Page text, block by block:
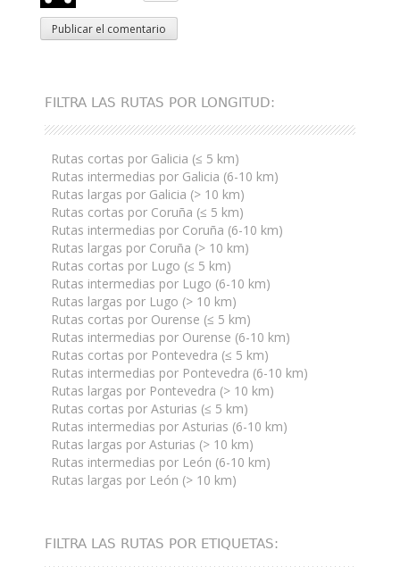
FILTRA LAS RUTAS POR LONGITUD:
Rutas cortas por Galicia (≤ 5 km)
Rutas intermedias por Galicia (6-10 km)
Rutas largas por Galicia (> 10 km)
Rutas cortas por Coruña (≤ 5 km)
Rutas intermedias por Coruña (6-10 km)
Rutas largas por Coruña (> 10 km)
Rutas cortas por Lugo (≤ 5 km)
Rutas intermedias por Lugo (6-10 km)
Rutas largas por Lugo (> 10 km)
Rutas cortas por Ourense (≤ 5 km)
Rutas intermedias por Ourense (6-10 km)
Rutas cortas por Pontevedra (≤ 5 km)
Rutas intermedias por Pontevedra (6-10 km)
Rutas largas por Pontevedra (> 10 km)
Rutas cortas por Asturias (≤ 5 km)
Rutas intermedias por Asturias (6-10 km)
Rutas largas por Asturias (> 10 km)
Rutas intermedias por León (6-10 km)
Rutas largas por León (> 10 km)
FILTRA LAS RUTAS POR ETIQUETAS: